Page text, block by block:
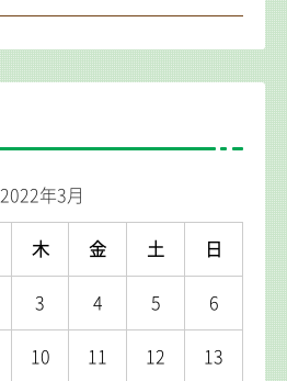
2022年3月
木 金 土 日
3 4 5 6
10 11 12 13